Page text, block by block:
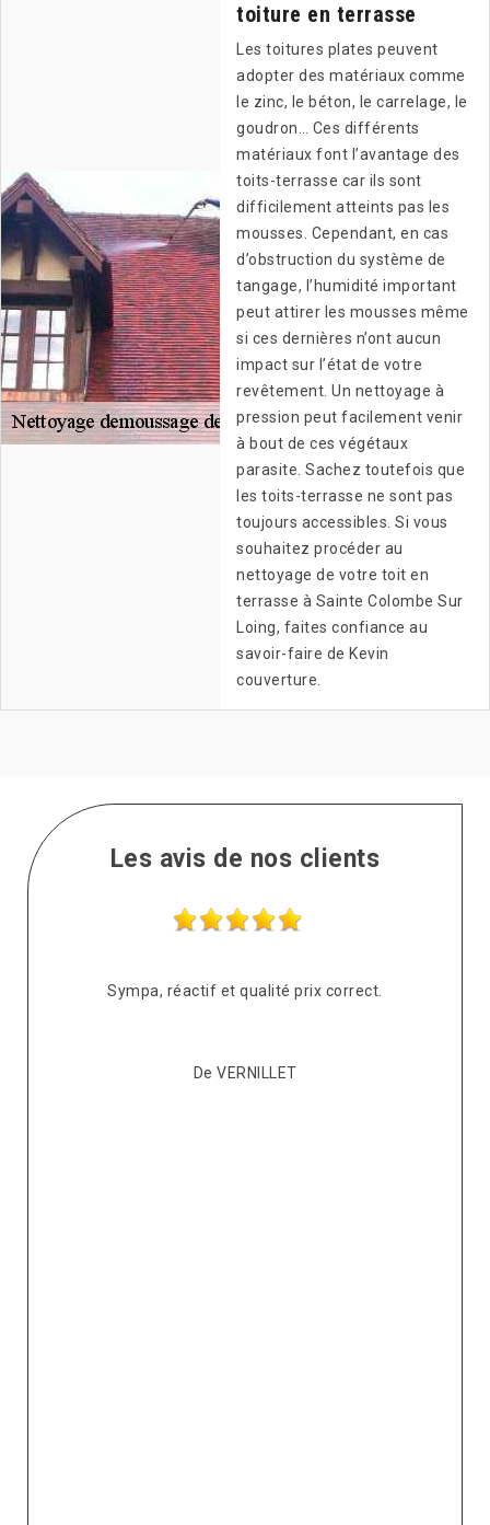
toiture en terrasse
Les toitures plates peuvent
adopter des matériaux comme
le zinc, le béton, le carrelage, le
goudron… Ces différents
matériaux font l’avantage des
toits-terrasse car ils sont
difficilement atteints pas les
mousses. Cependant, en cas
d’obstruction du système de
tangage, l’humidité important
peut attirer les mousses même
si ces dernières n’ont aucun
impact sur l’état de votre
revêtement. Un nettoyage à
pression peut facilement venir
à bout de ces végétaux
parasite. Sachez toutefois que
les toits-terrasse ne sont pas
toujours accessibles. Si vous
souhaitez procéder au
nettoyage de votre toit en
terrasse à Sainte Colombe Sur
Loing, faites confiance au
savoir-faire de Kevin
couverture.
Les avis de nos clients
Sympa, réactif et qualité prix correct.
De VERNILLET